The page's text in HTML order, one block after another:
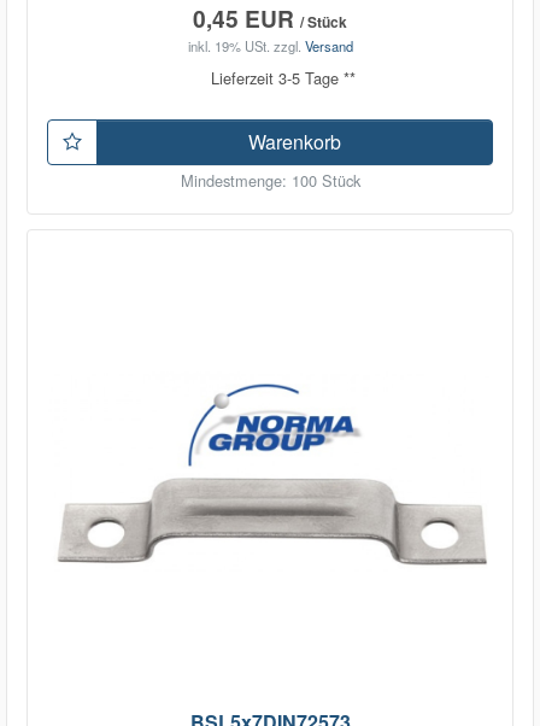
0,45 EUR / Stück
inkl. 19% USt. zzgl. Versand
Lieferzeit 3-5 Tage **
Warenkorb
Mindestmenge: 100 Stück